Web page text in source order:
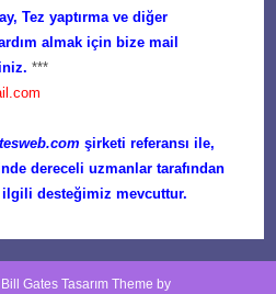
Tez yaptırma ve diğer
almak için bize mail
***
şirketi referansı ile,
dereceli uzmanlar tarafından
ilgili desteğimiz mevcuttur.
Bill Gates TasarımTheme by